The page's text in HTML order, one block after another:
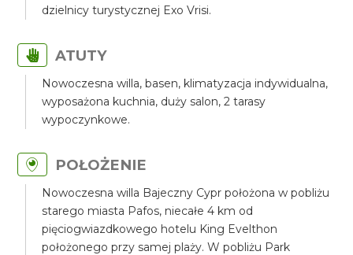
dzielnicy turystycznej Exo Vrisi.
ATUTY
Nowoczesna willa, basen, klimatyzacja indywidualna,
wyposażona kuchnia, duży salon, 2 tarasy
wypoczynkowe.
POŁOŻENIE
Nowoczesna willa Bajeczny Cypr położona w pobliżu
starego miasta Pafos, niecałe 4 km od
pięciogwiazdkowego hotelu King Evelthon
położonego przy samej plaży. W pobliżu Park